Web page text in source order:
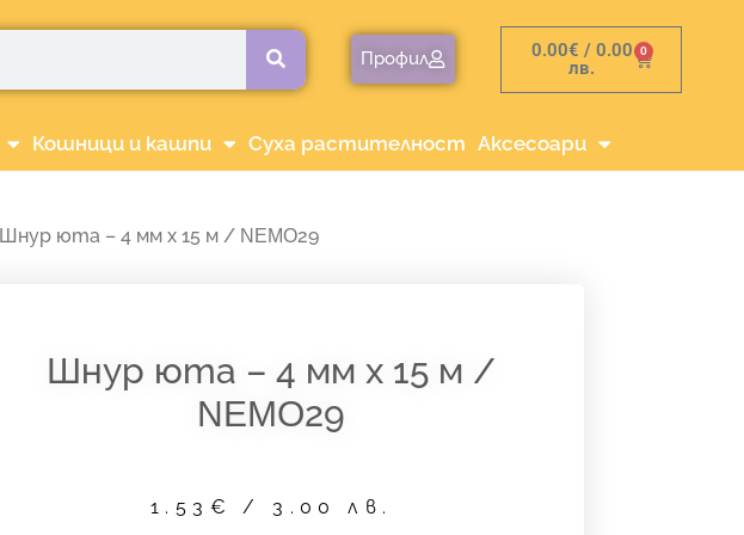
Профил 0.00€ / 0.00
лв.
0
Cart
Кошници и кашпи Суха растителност Аксесоари
юта – 4 мм х 15 м / ΝΕΜΟ29
Шнур юта – 4 мм х 15 м /
ΝΕΜΟ29
1.53 € / 3.00 лв.